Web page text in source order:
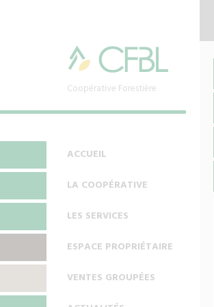
Coopérative Forestière
ACCUEIL
LA COOPÉRATIVE
LES SERVICES
ESPACE PROPRIÉTAIRE
VENTES GROUPÉES